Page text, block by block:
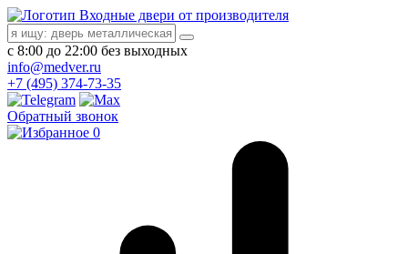
Входные двери от производителя
с 8:00 до 22:00 без выходных
info@medver.ru
+7 (495) 374-73-35
Обратный звонок
0